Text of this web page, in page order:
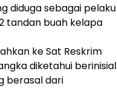
diduga sebagai pelaku
tandan buah kelapa
ke Sat Reskrim
diketahui berinisial
berasal dari